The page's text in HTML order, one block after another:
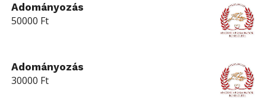
Adományozás
50000 Ft
Adományozás
30000 Ft